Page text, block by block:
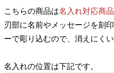
こちらの商品は名入れ対応商品
刃部に名前やメッセージを刻
ーで彫り込むので、消えにくい
名入れの位置は下記です。